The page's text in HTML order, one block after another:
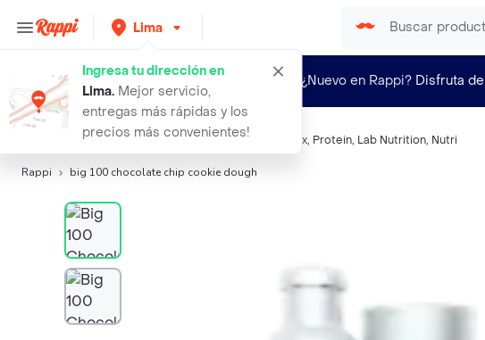
Lima
Ingresa tu dirección en
Lima. Mejor servicio,
entregas más rápidas y los
precios más convenientes!
¿Nuevo en Rappi? Disfruta de
Búsquedas relacionadas: Nutrición deportiva Met-Rx, Protein, Lab Nutrition, Nutri
Rappi big 100 chocolate chip cookie dough